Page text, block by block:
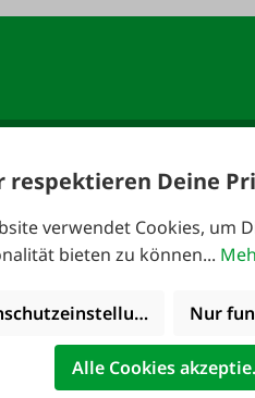
10,-
respektieren Deine
verwendet Cookies, um
bieten zu können...
Nur
Alle Cookies